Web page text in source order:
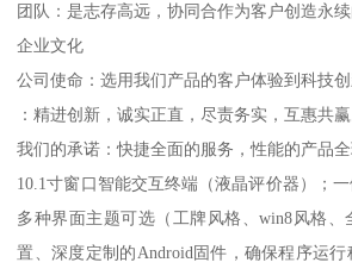
团队：是志存高远，协同合作为客户创造永续
企业文化
公司使命：选用我们产品的客户体验到科技创
：精进创新，诚实正直，尽责务实，互惠共赢
我们的承诺：快捷全面的服务，性能的产品全
10.1寸窗口智能交互终端（液晶评价器）；
多种界面主题可选（工牌风格、win8风格
置、深度定制的Android固件，确保程序运行